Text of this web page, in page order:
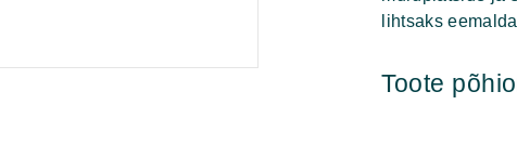
lihtsaks
Toote